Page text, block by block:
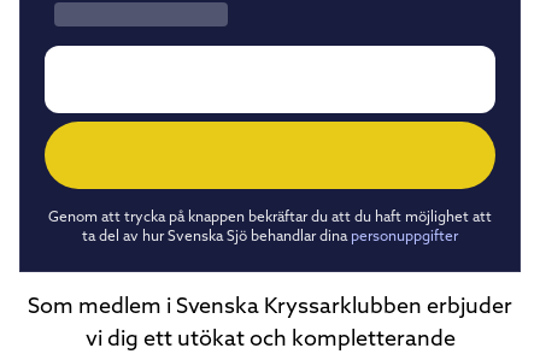
Genom att trycka på knappen bekräftar du att du haft möjlighet att
ta del av hur Svenska Sjö behandlar dina personuppgifter
Som medlem i Svenska Kryssarklubben erbjuder
vi dig ett utökat och kompletterande